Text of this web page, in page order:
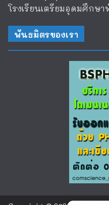
โรงเรียนเตรียมอุดมศึกษ
พันธมิตรของเรา